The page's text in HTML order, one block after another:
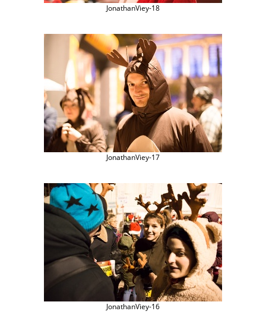
JonathanViey-18
JonathanViey-17
JonathanViey-16